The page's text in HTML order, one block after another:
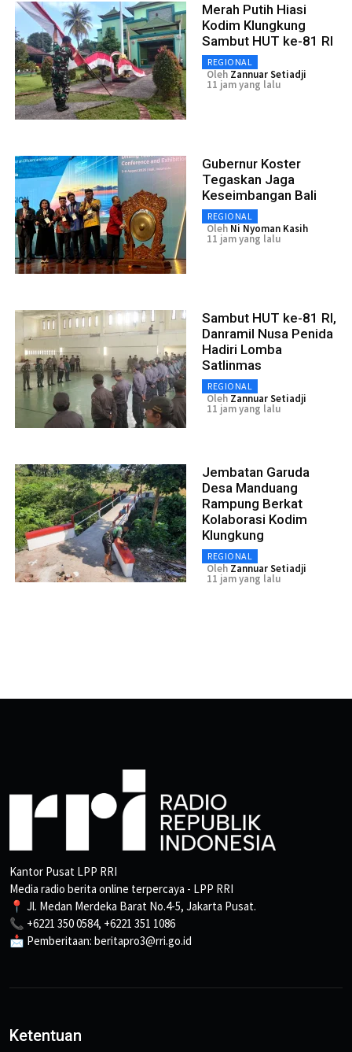
Merah Putih Hiasi
Kodim Klungkung
Sambut HUT ke-81 RI
REGIONAL
Oleh Zannuar Setiadji
11 jam yang lalu
Gubernur Koster
Tegaskan Jaga
Keseimbangan Bali
REGIONAL
Oleh Ni Nyoman Kasih
11 jam yang lalu
Sambut HUT ke-81 RI,
Danramil Nusa Penida
Hadiri Lomba
Satlinmas
REGIONAL
Oleh Zannuar Setiadji
11 jam yang lalu
Jembatan Garuda
Desa Manduang
Rampung Berkat
Kolaborasi Kodim
Klungkung
REGIONAL
Oleh Zannuar Setiadji
11 jam yang lalu
Kantor Pusat LPP RRI
Media radio berita online terpercaya - LPP RRI
📍 Jl. Medan Merdeka Barat No.4-5, Jakarta Pusat.
📞 +6221 350 0584, +6221 351 1086
📩 Pemberitaan: beritapro3@rri.go.id
Ketentuan